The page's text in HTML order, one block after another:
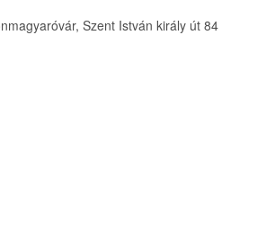
Szent István király út 84